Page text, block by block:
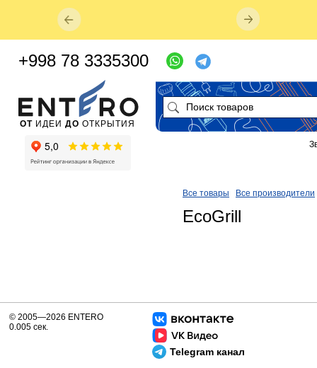
Все товары Все производители
EcoGrill
ОТ ИДЕИ ДО ОТКРЫТИЯ
+998 78 3335300
Telegram канал
© 2005—2026 ENTERO
0.005 сек.